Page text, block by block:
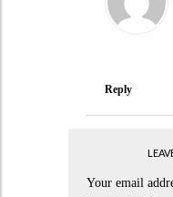
Reply
Your email